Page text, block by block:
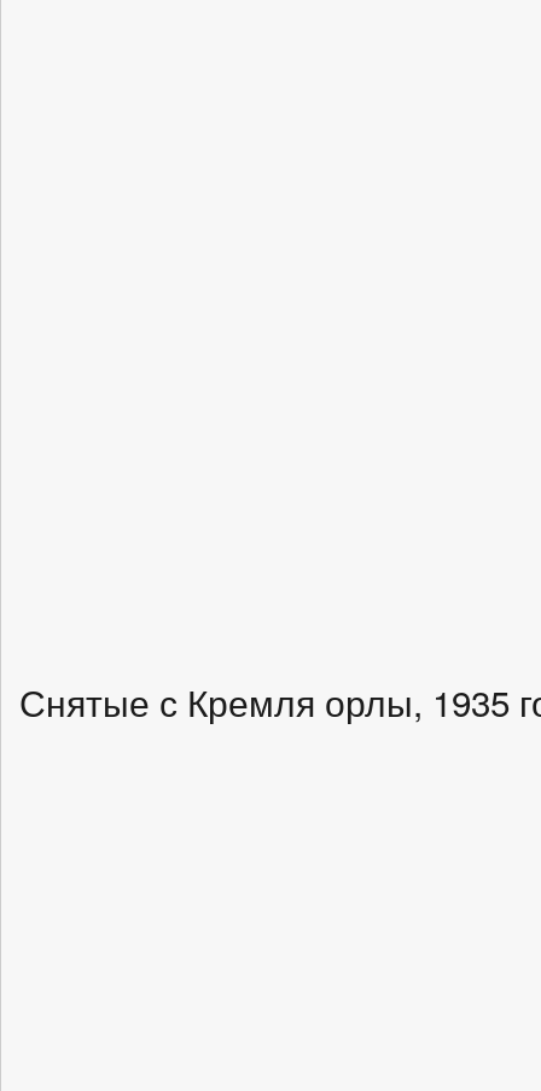
Снятые с Кремля орлы, 1935